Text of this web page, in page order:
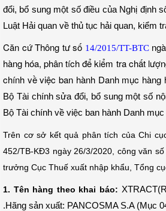
đổi, bổ sung một số điều của Nghị định
Luật Hải quan về thủ tục hải quan, kiểm
Căn cứ Thông tư số 14/2015/TT-BTC
hàng hóa, phân tích để kiểm tra chất
chính về việc ban hành Danh mục
Bộ Tài chính sửa đổi, bổ sung một số
Bộ Tài chính về việc ban hành Danh
Trên cơ sở kết quả phân tích của Chi
452/TB-KĐ3 ngày 26/3/2020, công văn
trưởng Cục Thuế xuất nhập khẩu, Tổng
1. Tên hàng theo khai báo:
.Hãng sản xuất: PANCOSMA S.A (Mục